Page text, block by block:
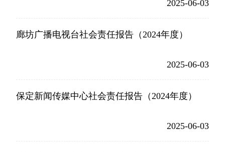
2025-06-03
廊坊广播电视台社会责任报告（2024年度）
2025-06-03
保定新闻传媒中心社会责任报告（2024年度）
2025-06-03